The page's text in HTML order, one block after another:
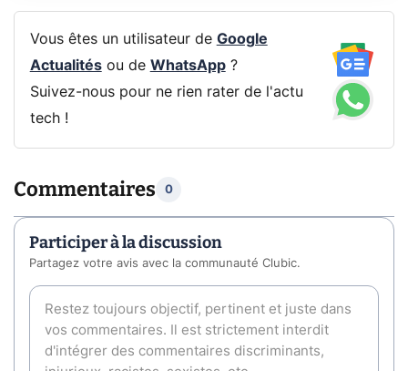
Vous êtes un utilisateur de Google
Actualitésou de WhatsApp?
Suivez-nous pour ne rien rater de l'actu
tech !
Commentaires 0
Participer à la discussion
Partagez votre avis avec la communauté Clubic.